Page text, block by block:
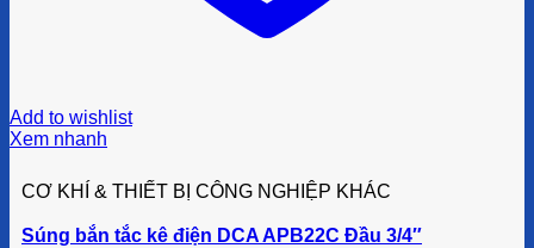
Add to wishlist
Xem nhanh
CƠ KHÍ & THIẾT BỊ CÔNG NGHIỆP KHÁC
Súng bắn tắc kê điện DCA APB22C Đầu 3/4″